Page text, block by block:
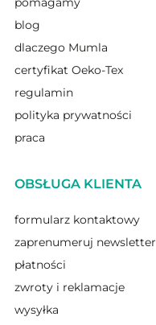
blog
dlaczego Mumla
certyfikat Oeko-Tex
regulamin
polityka prywatności
praca
OBSŁUGA KLIENTA
formularz kontaktowy
zaprenumeruj newsletter
płatności
zwroty i reklamacje
wysyłka